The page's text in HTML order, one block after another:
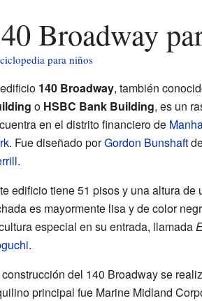
140 Broadway
para niños
140 Broadway, también
o HSBC Bank Building, es un
en el distrito financiero de
. Fue diseñado porGordon Bunshaft
.
edificio tiene 51 pisos y una altura de
es mayormente lisa y de color
especial en su entrada, llamada
.
del 140 Broadway se
principal fue Marine Midland